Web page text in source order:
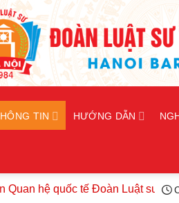
TIN HƯỚNG DẪN
hệ quốc tế Đoàn Luật sư thành